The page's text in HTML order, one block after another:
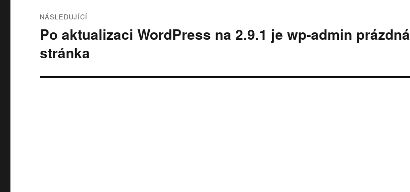
NÁSLEDUJÍCÍ
Následující
příspěvek:
Po aktualizaci WordPress na 2.9.1 je wp-admin prázdná
stránka